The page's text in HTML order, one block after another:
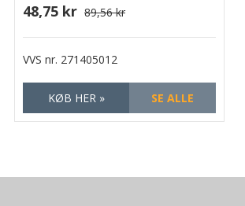
48,75 kr 89,56 kr
VVS nr. 271405012
KØB HER » SE ALLE